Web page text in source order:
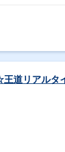
希望に併せた案件
王道リアルタ